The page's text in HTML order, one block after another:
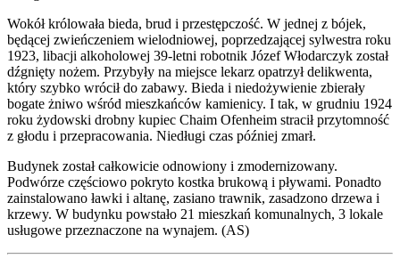
Wokół królowała bieda, brud i przestępczość. W jednej z bójek,
będącej zwieńczeniem wielodniowej, poprzedzającej sylwestra roku
1923, libacji alkoholowej 39-letni robotnik Józef Włodarczyk został
dźgnięty nożem. Przybyły na miejsce lekarz opatrzył delikwenta,
który szybko wrócił do zabawy. Bieda i niedożywienie zbierały
bogate żniwo wśród mieszkańców kamienicy. I tak, w grudniu 1924
roku żydowski drobny kupiec Chaim Ofenheim stracił przytomność
z głodu i przepracowania. Niedługi czas później zmarł.
Budynek został całkowicie odnowiony i zmodernizowany.
Podwórze częściowo pokryto kostka brukową i pływami. Ponadto
zainstalowano ławki i altanę, zasiano trawnik, zasadzono drzewa i
krzewy. W budynku powstało 21 mieszkań komunalnych, 3 lokale
usługowe przeznaczone na wynajem. (AS)